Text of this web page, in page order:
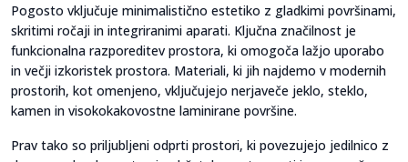
Pogosto vključuje minimalistično estetiko z gladkimi površinami,
skritimi ročaji in integriranimi aparati. Ključna značilnost je
funkcionalna razporeditev prostora, ki omogoča lažjo uporabo
in večji izkoristek prostora. Materiali, ki jih najdemo v modernih
prostorih, kot omenjeno, vključujejo nerjaveče jeklo, steklo,
kamen in visokokakovostne laminirane površine.
Prav tako so priljubljeni odprti prostori, ki povezujejo jedilnico z